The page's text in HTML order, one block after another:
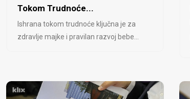
Tokom Trudnoće...
Ishrana tokom trudnoće ključna je za
zdravlje majke i pravilan razvoj bebe...